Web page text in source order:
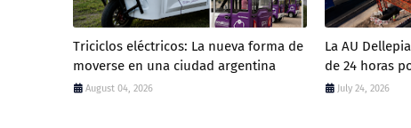
Triciclos eléctricos: La nueva forma de
moverse en una ciudad argentina
August 04, 2026
La AU
de 24 horas
July 24, 2026